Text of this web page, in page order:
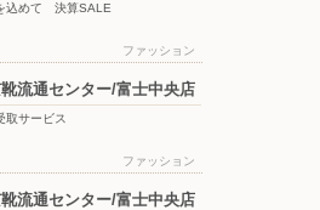
込めて 決算SALE
ファッション
流通センター/富士中央店
取サービス
ファッション
流通センター/富士中央店